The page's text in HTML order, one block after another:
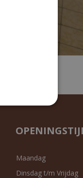
Maandag
Dinsdag t/m Vrijdag